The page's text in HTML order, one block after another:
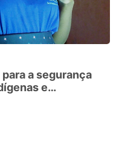
a segurança
e